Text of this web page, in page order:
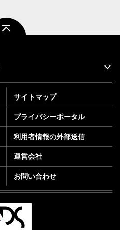
サイトマップ
プライバシーポータル
利用者情報の外部送信
運営会社
お問い合わせ